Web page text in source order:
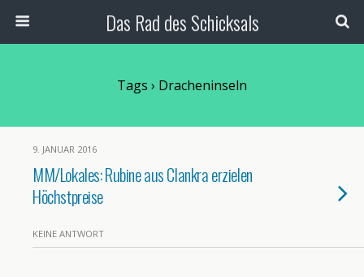
Das Rad des Schicksals
Tags › Dracheninseln
9. JANUAR 2016
MM/Lokales: Rubine aus Clankra erzielen
Höchstpreise
KEINE ANTWORT